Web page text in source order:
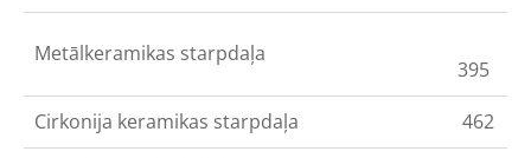
Metālkeramikas starpdaļa
395
Cirkonija keramikas starpdaļa
462